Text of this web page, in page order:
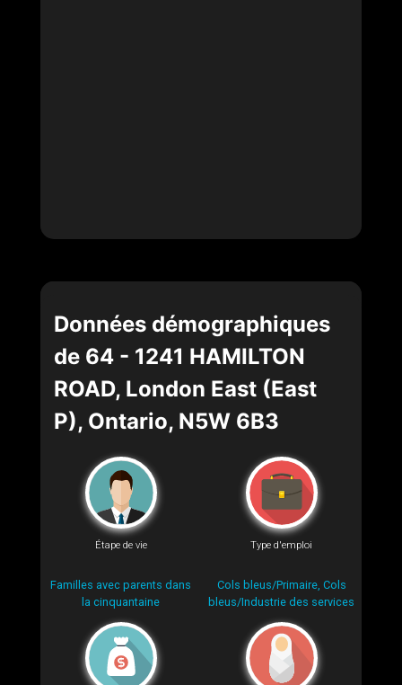
Données démographiques
de 64 - 1241 HAMILTON
ROAD, London East (East
P), Ontario, N5W 6B3
Étape de vie
Familles avec parents dans
la cinquantaine
Type d'emploi
Cols bleus/Primaire, Cols
bleus/Industrie des services